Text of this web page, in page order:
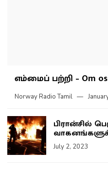
எம்மைப் பற்றி – Om
Norway Radio Tamil
பிரான்சில்
July 2, 2023